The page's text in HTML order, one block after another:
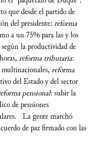
que desde el partido de
del presidente:reforma
a un 75% para las y los
la productividad de
reforma tributaria:
multinacionales, reforma
del Estado y del sector
pensional: subir la
de pensiones
La gente marchó
de paz firmado con las